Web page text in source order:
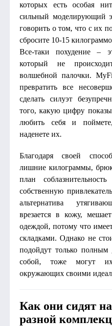
которых есть особая
сильный моделирующий
говорить о том, что с их
сбросите 10-15
Все-таки похудение –
который не
волшебной палочки.
превратить все
сделать силуэт
того, какую цифру
любить себя и
наденете их.
Благодаря своей
лишние килограммы,
план
собственную
альтернатива
врезается в кожу,
одеждой, потому что
складками. Однако не
подойдут только
собой, тоже могут
окружающих своими
Как они сидят
разной